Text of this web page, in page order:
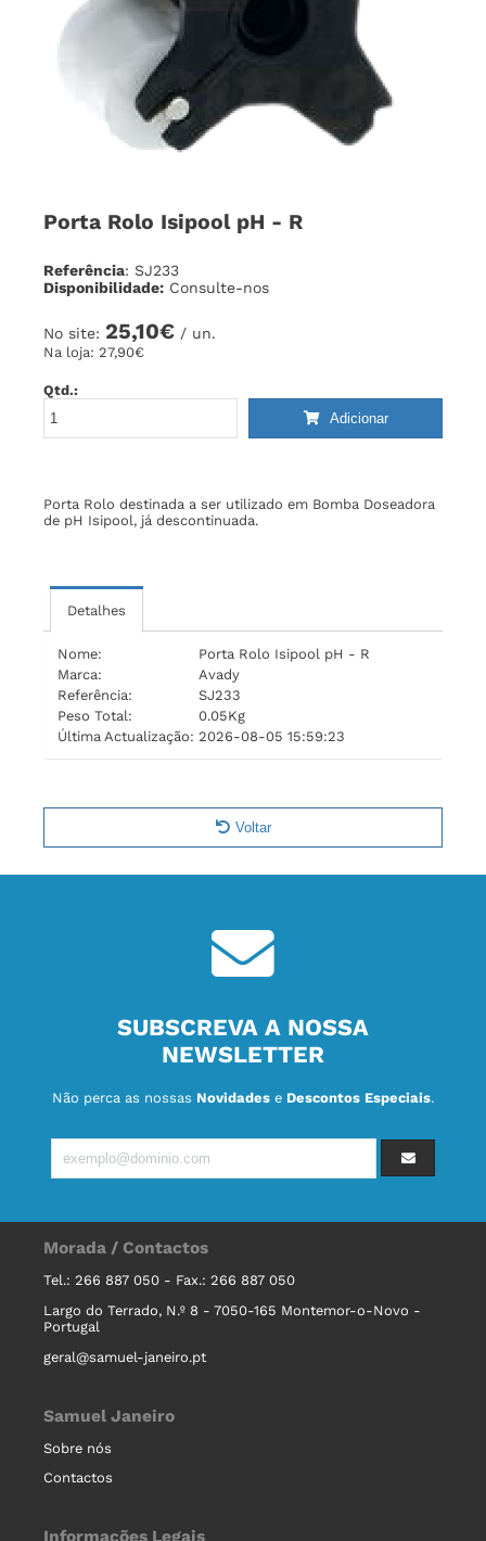
Porta Rolo Isipool pH - R
Referência: SJ233
Disponibilidade: Consulte-nos
No site: 25,10€ / un.
Na loja: 27,90€
Qtd.:
Adicionar
Porta Rolo destinada a ser utilizado em Bomba Doseadora
de pH Isipool, já descontinuada.
Detalhes
Nome:
Porta Rolo Isipool pH - R
Marca:
Avady
Referência:
SJ233
Peso Total:
0.05Kg
Última Actualização: 2026-08-05 15:59:23
Voltar
SUBSCREVA A NOSSA
NEWSLETTER
Não perca as nossas Novidades e Descontos Especiais.
Morada / Contactos
Tel.: 266 887 050 - Fax.: 266 887 050
Largo do Terrado, N.º 8 - 7050-165 Montemor-o-Novo -
Portugal
geral@samuel-janeiro.pt
Samuel Janeiro
Sobre nós
Contactos
Informações Legais